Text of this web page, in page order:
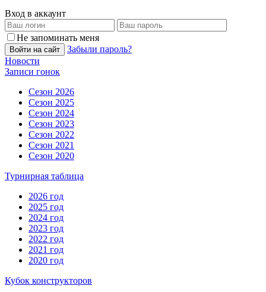
Вход в аккаунт
Не запоминать меня
Войти на сайт
Забыли пароль?
Новости
Записи гонок
Сезон 2026
Сезон 2025
Сезон 2024
Сезон 2023
Сезон 2022
Сезон 2021
Сезон 2020
Турнирная таблица
2026 год
2025 год
2024 год
2023 год
2022 год
2021 год
2020 год
Кубок конструкторов